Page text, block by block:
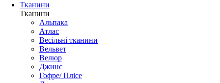
Тканини
Тканини
Альпака
Атлас
Весільні тканини
Вельвет
Велюр
Джинс
Гофре/ Плісе